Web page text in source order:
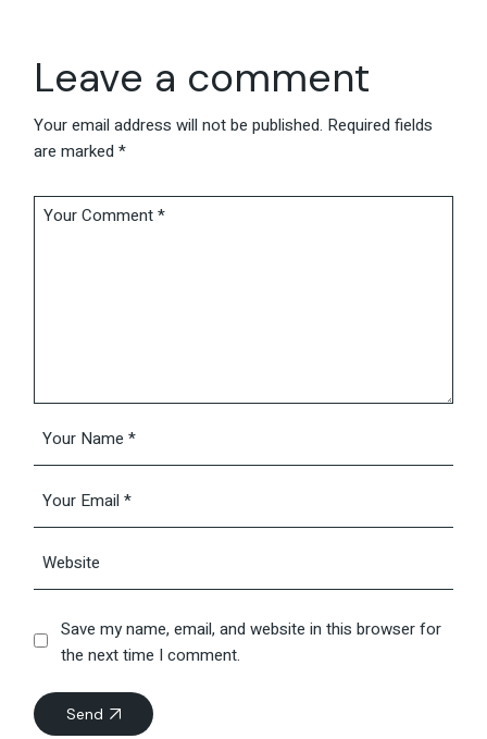
Leave a comment
Your email address will not be published. Required fields
are marked*
Save my name, email, and website in this browser for
the next time I comment.
Send